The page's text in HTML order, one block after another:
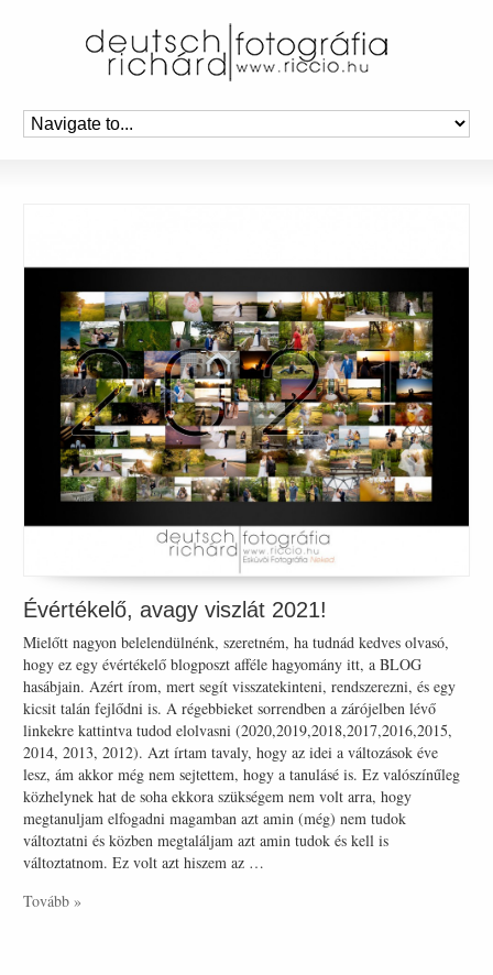
Évértékelő, avagy viszlát 2021!
Mielőtt nagyon belelendülnénk, szeretném, ha tudnád kedves olvasó,
hogy ez egy évértékelő blogposzt afféle hagyomány itt, a BLOG
hasábjain. Azért írom, mert segít visszatekinteni, rendszerezni, és egy
kicsit talán fejlődni is. A régebbieket sorrendben a zárójelben lévő
linkekre kattintva tudod elolvasni (2020,2019,2018,2017,2016,2015,
2014, 2013, 2012). Azt írtam tavaly, hogy az idei a változások éve
lesz, ám akkor még nem sejtettem, hogy a tanulásé is. Ez valószínűleg
közhelynek hat de soha ekkora szükségem nem volt arra, hogy
megtanuljam elfogadni magamban azt amin (még) nem tudok
változtatni és közben megtaláljam azt amin tudok és kell is
változtatnom. Ez volt azt hiszem az …
Tovább »